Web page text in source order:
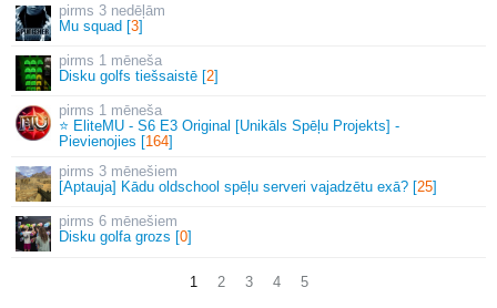
3 nedēļām
Mu squad [3]
1 mēneša
Disku golfs tiešsaistē [2]
1 mēneša
⭐ EliteMU - S6 E3 Original [Unikāls Spēļu Projekts] -
Pievienojies [164]
3 mēnešiem
[Aptauja] Kādu oldschool spēļu serveri vajadzētu exā? [25]
6 mēnešiem
Disku golfa grozs [0]
1 2 3 4 5